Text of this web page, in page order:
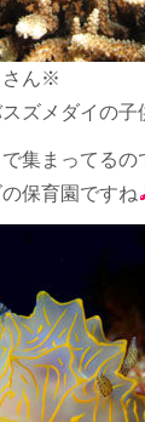
さん※
スズメダイの
集まってるの
保育園ですね